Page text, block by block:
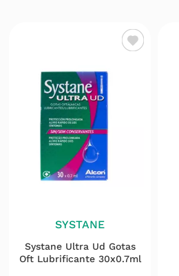
SYSTANE
Systane Ultra Ud Gotas
Oft Lubrificante 30x0.7ml